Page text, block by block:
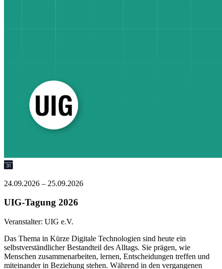
24.09.2026 – 25.09.2026
UIG-Tagung 2026
Veranstalter: UIG e.V.
Das Thema in Kürze Digitale Technologien sind heute ein
selbstverständlicher Bestandteil des Alltags. Sie prägen, wie
Menschen zusammenarbeiten, lernen, Entscheidungen treffen und
miteinander in Beziehung stehen. Während in den vergangenen